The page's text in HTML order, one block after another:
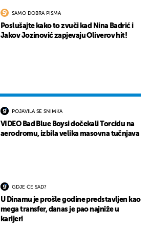
SAMO DOBRA PISMA
Poslušajte kako to zvuči kad Nina Badrić i
Jakov Jozinović zapjevaju Oliverov hit!
POJAVILA SE SNIMKA
VIDEO Bad Blue Boysi dočekali Torcidu na
aerodromu, izbila velika masovna tučnjava
GDJE ĆE SAD?
U Dinamu je prošle godine predstavljen kao
mega transfer, danas je pao najniže u
karijeri